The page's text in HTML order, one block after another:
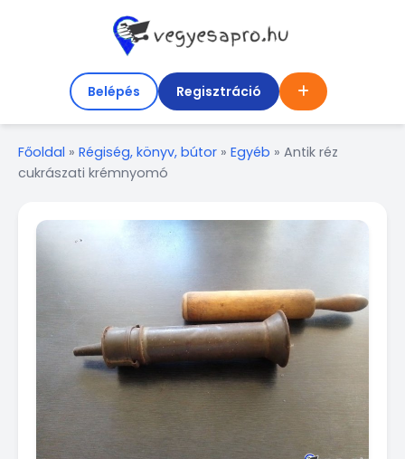
Belépés Regisztráció
Főoldal » Régiség, könyv, bútor » Egyéb » Antik réz
cukrászati krémnyomó